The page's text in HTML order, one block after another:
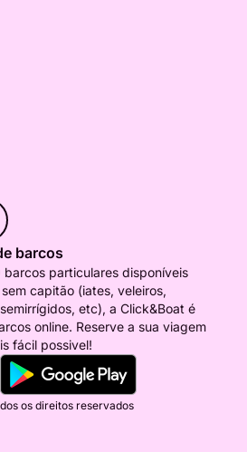
barcos
particulares disponíveis
capitão (iates, veleiros,
etc), a Click&Boat é
online. Reserve a sua viagem
fácil possivel!
os direitos reservados